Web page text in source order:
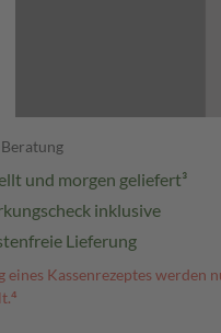
und morgen geliefert³
inklusive
Lieferung
eines Kassenrezeptes werden